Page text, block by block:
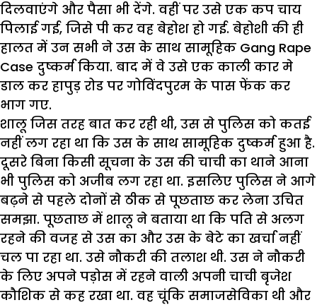
दिलवाएंगे और पैसा भी देंगे. वहीं पर उसे एक कप चाय
पिलाई गई, जिसे पी कर वह बेहोश हो गई. बेहोशी की ही
हालत में उन सभी ने उस के साथ सामूहिक Gang Rape
Case दुष्कर्म किया. बाद में वे उसे एक काली कार मे
डाल कर हापुड़ रोड पर गोविंदपुरम के पास फेंक कर
भाग गए.
शालू जिस तरह बात कर रही थी, उस से पुलिस को कतई
नहीं लग रहा था कि उस के साथ सामूहिक दुष्कर्म हुआ है.
दूसरे बिना किसी सूचना के उस की चाची का थाने आना
भी पुलिस को अजीब लग रहा था. इसलिए पुलिस ने आगे
बढ़ने से पहले दोनों से ठीक से पूछताछ कर लेना उचित
समझा. पूछताछ में शालू ने बताया था कि पति से अलग
रहने की वजह से उस का और उस के बेटे का खर्चा नहीं
चल पा रहा था. उसे नौकरी की तलाश थी. उस ने नौकरी
के लिए अपने पड़ोस में रहने वाली अपनी चाची बृजेश
कौशिक से कह रखा था. वह चूंकि समाजसेविका थी और